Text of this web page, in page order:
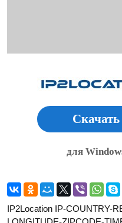
Скачать
для
IP2Location IP-COUNTRY-